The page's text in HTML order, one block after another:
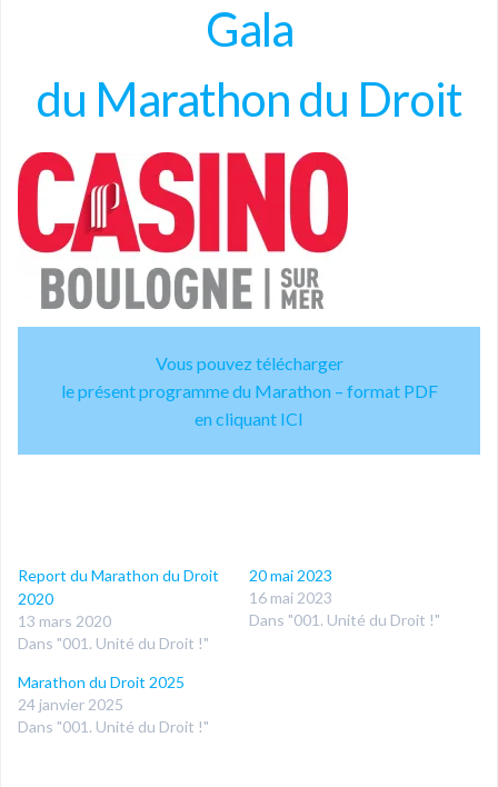
Gala
du Marathon du Droit
Vous pouvez télécharger
le présent programme du Marathon – format PDF
en cliquant ICI
Report du Marathon du Droit
2020
13 mars 2020
Dans "001. Unité du Droit !"
20 mai 2023
16 mai 2023
Dans "001. Unité du Droit !"
Marathon du Droit 2025
24 janvier 2025
Dans "001. Unité du Droit !"